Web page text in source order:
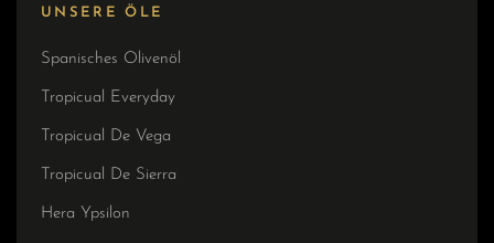
UNSERE ÖLE
Spanisches Olivenöl
Tropicual Everyday
Tropicual De Vega
Tropicual De Sierra
Hera Ypsilon